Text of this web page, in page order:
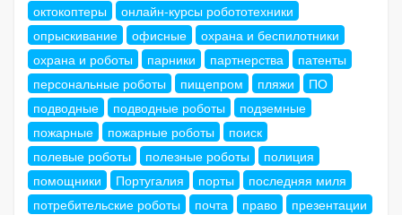
октокоптеры
онлайн-курсы робототехники
опрыскивание
офисные
охрана и беспилотники
охрана и роботы
парники партнерства
патенты
персональные роботы
пищепром пляжи
ПО
подводные
подводные роботы
подземные
пожарные
пожарные роботы
поиск
полевые роботы
полезные роботы
полиция
помощники
Португалия порты
последняя миля
потребительские роботы
почта право
презентации